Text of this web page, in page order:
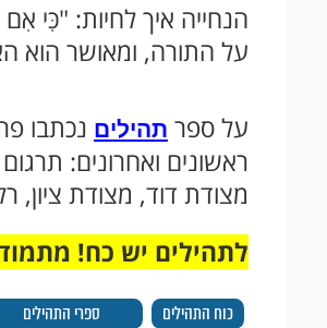
הנחייה איך לחיות: "כִּי
על התורה, ומאושר הוא
על ספר תהילים נכתבו
ראשונים ואחרונים:
מצודת דוד, מצודת ציון,
כוח התהילים ספרי התהילים
לתהילים יש כח!